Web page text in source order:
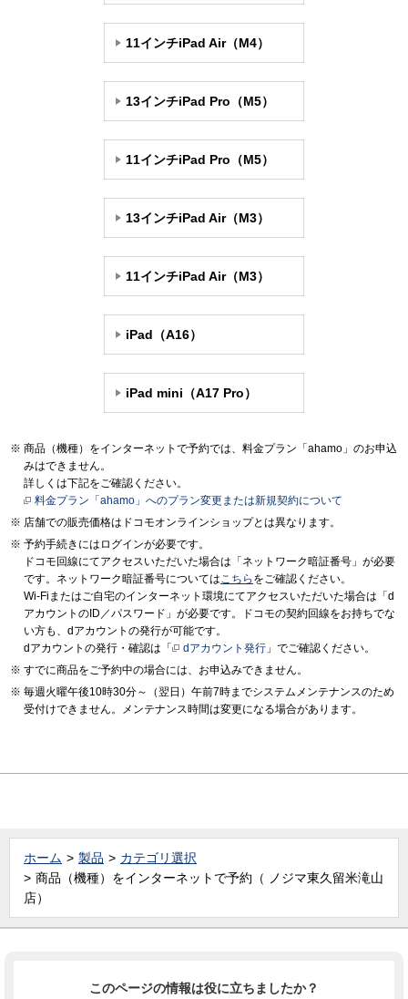
11インチiPad Air（M4）
13インチiPad Pro（M5）
11インチiPad Pro（M5）
13インチiPad Air（M3）
11インチiPad Air（M3）
iPad（A16）
iPad mini（A17 Pro）
商品（機種）をインターネットで予約では、料金プラン「ahamo」のお申込
みはできません。
詳しくは下記をご確認ください。
料金プラン「ahamo」へのプラン変更または新規契約について
店舗での販売価格はドコモオンラインショップとは異なります。
予約手続きにはログインが必要です。
ドコモ回線にてアクセスいただいた場合は「ネットワーク暗証番号」が必要
です。ネットワーク暗証番号についてはこちら をご確認ください。
Wi-Fiまたはご自宅のインターネット環境にてアクセスいただいた場合は「d
アカウントのID／パスワード」が必要です。ドコモの契約回線をお持ちでな
い方も、dアカウントの発行が可能です。
dアカウントの発行・確認は「
dアカウント発行 」でご確認ください。
すでに商品をご予約中の場合には、お申込みできません。
毎週火曜午後10時30分～（翌日）午前7時までシステムメンテナンスのため
受付けできません。メンテナンス時間は変更になる場合があります。
ホーム 製品
カテゴリ選択
商品（機種）をインターネットで予約（ ノジマ東久留米滝山
店）
このページの情報は役に立ちましたか？